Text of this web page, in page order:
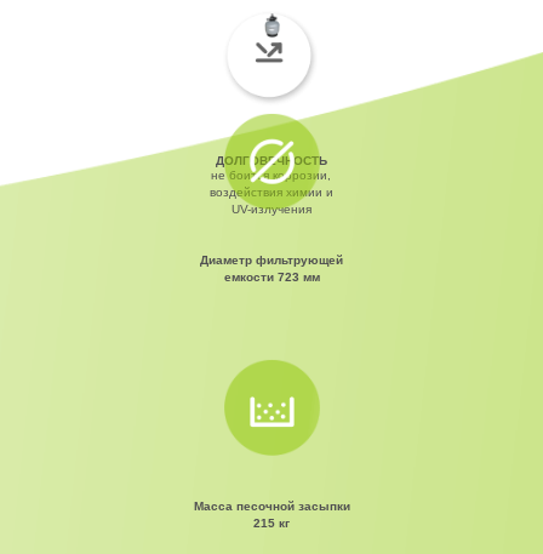
ДОЛГОВЕЧНОСТЬ
не боится коррозии,
воздействия химии и
UV-излучения
Диаметр фильтрующей
емкости 723 мм
Масса песочной засыпки
215 кг